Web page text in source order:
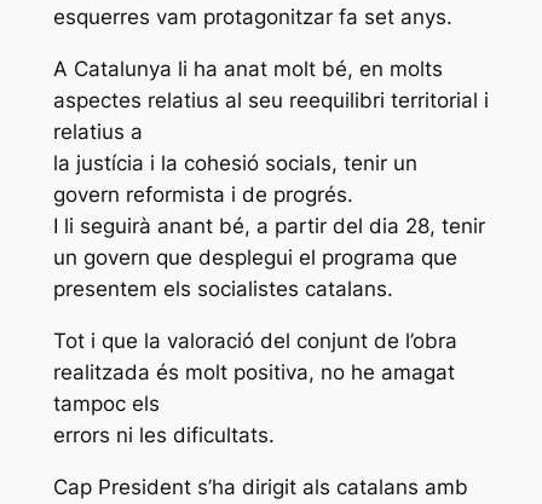
esquerres vam protagonitzar fa set anys.
A Catalunya li ha anat molt bé, en molts
aspectes relatius al seu reequilibri territorial i
relatius a
la justícia i la cohesió socials, tenir un
govern reformista i de progrés.
I li seguirà anant bé, a partir del dia 28, tenir
un govern que desplegui el programa que
presentem els socialistes catalans.
Tot i que la valoració del conjunt de l’obra
realitzada és molt positiva, no he amagat
tampoc els
errors ni les dificultats.
Cap President s’ha dirigit als catalans amb